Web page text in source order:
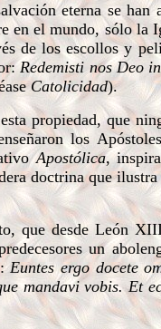
eterna se han
en el mundo, sólo la
de los escollos y
Redemisti nos Deo
Catolicidad).
propiedad, que
los
Apostólica,
doctrina que ilustra
que desde León
un
Euntes ergo docete
mandavi vobis. Et